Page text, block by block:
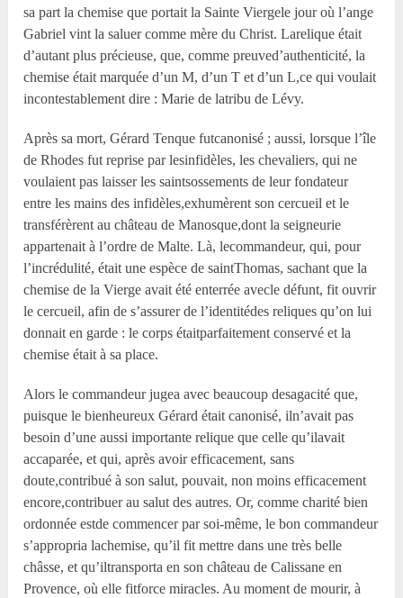
sa part la chemise que portait la Sainte Viergele jour où l’ange
Gabriel vint la saluer comme mère du Christ. Larelique était
d’autant plus précieuse, que, comme preuved’authenticité, la
chemise était marquée d’un M, d’un T et d’un L,ce qui voulait
incontestablement dire : Marie de latribu de Lévy.
Après sa mort, Gérard Tenque futcanonisé ; aussi, lorsque l’île
de Rhodes fut reprise par lesinfidèles, les chevaliers, qui ne
voulaient pas laisser les saintsossements de leur fondateur
entre les mains des infidèles,exhumèrent son cercueil et le
transférèrent au château de Manosque,dont la seigneurie
appartenait à l’ordre de Malte. Là, lecommandeur, qui, pour
l’incrédulité, était une espèce de saintThomas, sachant que la
chemise de la Vierge avait été enterrée avecle défunt, fit ouvrir
le cercueil, afin de s’assurer de l’identitédes reliques qu’on lui
donnait en garde : le corps étaitparfaitement conservé et la
chemise était à sa place.
Alors le commandeur jugea avec beaucoup desagacité que,
puisque le bienheureux Gérard était canonisé, iln’avait pas
besoin d’une aussi importante relique que celle qu’ilavait
accaparée, et qui, après avoir efficacement, sans
doute,contribué à son salut, pouvait, non moins efficacement
encore,contribuer au salut des autres. Or, comme charité bien
ordonnée estde commencer par soi-même, le bon commandeur
s’appropria lachemise, qu’il fit mettre dans une très belle
châsse, et qu’iltransporta en son château de Calissane en
Provence, où elle fitforce miracles. Au moment de mourir, à